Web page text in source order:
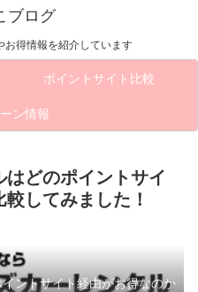
ブログ
お得情報を紹介しています
ポイントサイト比較
ン情報
どのポイントサイ
してみました！
ントサイト経由がお得なのか